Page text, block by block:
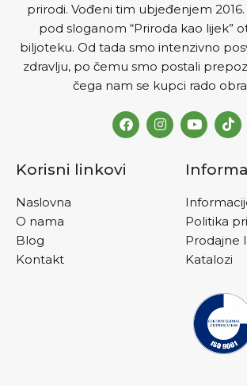
prirodi. Vođeni tim ubjeđenjem
pod sloganom “Priroda kao lijek”
biljoteku. Od tada smo intenzivno
zdravlju, po čemu smo postali
čega nam se kupci rado
Korisni linkovi
Naslovna
O nama
Blog
Kontakt
Politika
Prodajne
Katalozi